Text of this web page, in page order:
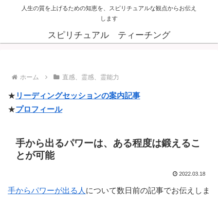
人生の質を上げるための知恵を、スピリチュアルな観点からお伝え
します
スピリチュアル ティーチング
ホーム 直感、霊感、霊能力
★ リーディングセッションの案内記事
★プロフィール
手から出るパワーは、ある程度は鍛えるこ
とが可能
2022.03.18
手からパワーが出る人 について数日前の記事でお伝えしま